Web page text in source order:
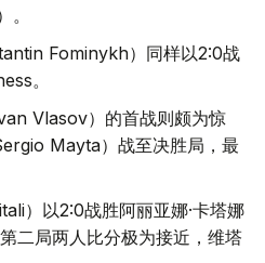
Fominykh）同样以2:0战
。
Vlasov）的首战则颇为惊
Mayta）战至决胜局，最
）以2:0战胜阿丽亚娜·卡塔娜
二局两人比分极为接近，维塔